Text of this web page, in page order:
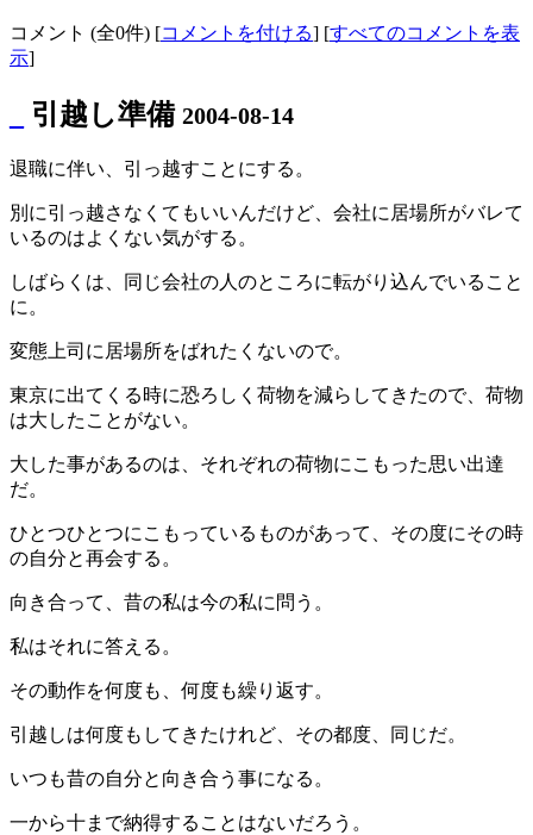
コメント (全0件) [コメントを付ける] [すべてのコメントを表
示]
引越し準備 2004-08-14
退職に伴い、引っ越すことにする。
別に引っ越さなくてもいいんだけど、会社に居場所がバレて
いるのはよくない気がする。
しばらくは、同じ会社の人のところに転がり込んでいること
に。
変態上司に居場所をばれたくないので。
東京に出てくる時に恐ろしく荷物を減らしてきたので、荷物
は大したことがない。
大した事があるのは、それぞれの荷物にこもった思い出達
だ。
ひとつひとつにこもっているものがあって、その度にその時
の自分と再会する。
向き合って、昔の私は今の私に問う。
私はそれに答える。
その動作を何度も、何度も繰り返す。
引越しは何度もしてきたけれど、その都度、同じだ。
いつも昔の自分と向き合う事になる。
一から十まで納得することはないだろう。